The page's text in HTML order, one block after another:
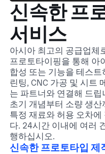
신속한 프
서비스
아시아 최고의 공급업체
프로토타이핑을 통해 아
합성 또는 기능을 테스
린팅, CNC 가공 및 시트
는 파트너와 연결해 드립
초기 개념부터 소량 생
특정 재료와 허용 오차
다. 24시간 이내에 여러
행하십시오.
신속한 프로토타입 제